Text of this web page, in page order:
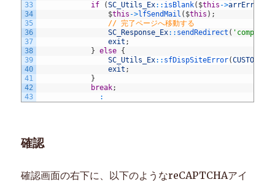
33
34
35
36
37
38
39
40
41
42
43
if
(SC_Utils_Ex:: isBlank( $this ->arrErr
$this ->lfSendMail ( $this ) ;
// 完了ページへ移動する
SC_Response_Ex:: sendRedirect (
exit ;
}
else {
SC_Utils_Ex:: sfDispSiteError(
exit ;
}
break;
:
確認
確認画面の右下に、以下のようなreCAPTCHAアイ